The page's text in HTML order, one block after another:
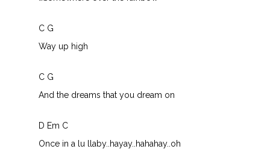
C G
Way up high
C G
And the dreams that you dream on
D Em C
Once in a lu llaby..hayay..hahahay..oh